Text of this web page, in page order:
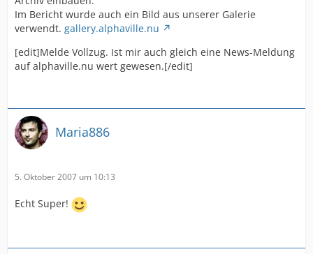
Im Bericht wurde auch ein Bild aus unserer Galerie
verwendt. gallery.alphaville.nu
[edit]Melde Vollzug. Ist mir auch gleich eine News-Meldung
auf alphaville.nu wert gewesen.[/edit]
Maria886
5. Oktober 2007 um 10:13
Echt Super!